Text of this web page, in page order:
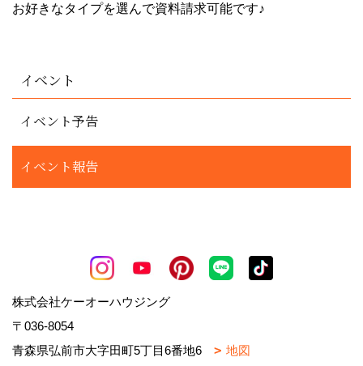
お好きなタイプを選んで資料請求可能です♪
イベント
イベント予告
イベント報告
株式会社ケーオーハウジング
〒036-8054
青森県弘前市大字田町5丁目6番地6
地図